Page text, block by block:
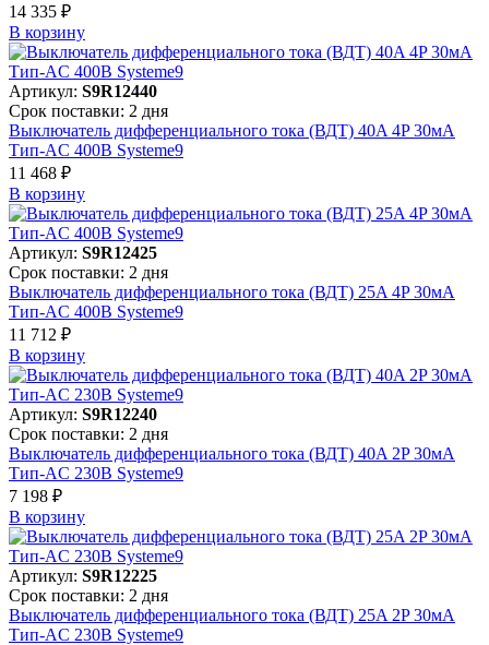
14 335 ₽
В корзинy
Артикул: S9R12440
Срок поставки: 2 дня
Выключатель дифференциального тока (ВДТ) 40A 4P 30мА
Тип-AC 400В Systeme9
11 468 ₽
В корзинy
Артикул: S9R12425
Срок поставки: 2 дня
Выключатель дифференциального тока (ВДТ) 25A 4P 30мА
Тип-AC 400В Systeme9
11 712 ₽
В корзинy
Артикул: S9R12240
Срок поставки: 2 дня
Выключатель дифференциального тока (ВДТ) 40A 2P 30мА
Тип-AC 230В Systeme9
7 198 ₽
В корзинy
Артикул: S9R12225
Срок поставки: 2 дня
Выключатель дифференциального тока (ВДТ) 25A 2P 30мА
Тип-AC 230В Systeme9